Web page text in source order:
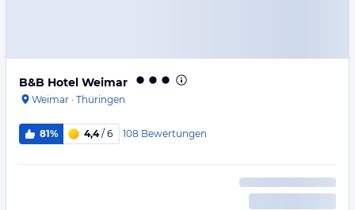
B&B Hotel Weimar
Weimar · Thüringen
81% 4,4/ 6 108 Bewertungen